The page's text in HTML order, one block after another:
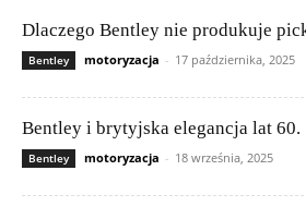
Dlaczego Bentley nie produkuje
Bentley motoryzacja - 17 października, 2025
Bentley i brytyjska elegancja lat 60.
Bentley motoryzacja - 18 września, 2025